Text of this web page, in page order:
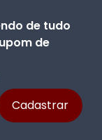
de tudo
de